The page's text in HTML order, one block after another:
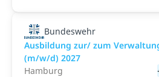
Bundeswehr
Ausbildung zur/ zum
(m/w/d) 2027
Hamburg